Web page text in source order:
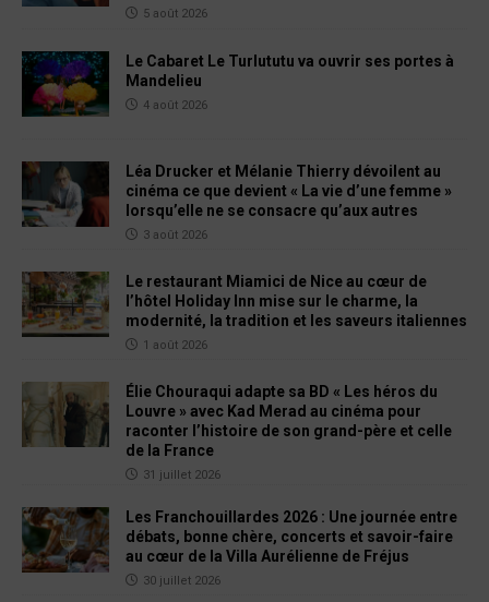
5 août 2026
Le Cabaret Le Turlututu va ouvrir ses portes à
Mandelieu
4 août 2026
Léa Drucker et Mélanie Thierry dévoilent au
cinéma ce que devient « La vie d’une femme »
lorsqu’elle ne se consacre qu’aux autres
3 août 2026
Le restaurant Miamici de Nice au cœur de
l’hôtel Holiday Inn mise sur le charme, la
modernité, la tradition et les saveurs italiennes
1 août 2026
Élie Chouraqui adapte sa BD « Les héros du
Louvre » avec Kad Merad au cinéma pour
raconter l’histoire de son grand-père et celle
de la France
31 juillet 2026
Les Franchouillardes 2026 : Une journée entre
débats, bonne chère, concerts et savoir-faire
au cœur de la Villa Aurélienne de Fréjus
30 juillet 2026